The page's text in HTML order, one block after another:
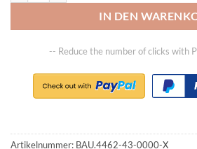
IN DEN
-- Reduce the number of clicks with
Artikelnummer: BAU.4462-43-0000-X